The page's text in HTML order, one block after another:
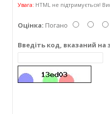
Увага: HTML не підтримується!
Оцінка: Погано
Введіть код, вказаний на